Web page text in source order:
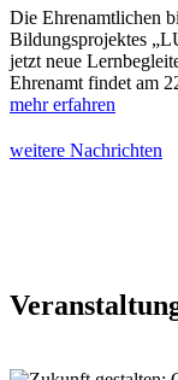
Die Ehrenamtlichen
Bildungsprojektes
jetzt neue
Ehrenamt findet am
mehr erfahren
weitere Nachrichten